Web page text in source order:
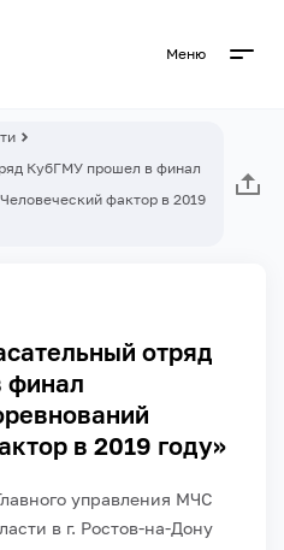
Меню
КубГМУ прошел в финал
фактор в 2019
отряд
финал
в 2019 году»
управления МЧС
в г. Ростов-на-Дону